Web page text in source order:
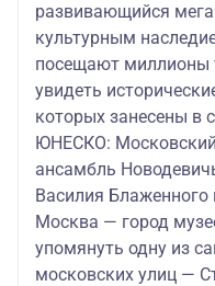
развивающийся
культурным
посещают миллионы
увидеть
которых занесены в
ЮНЕСКО:
ансамбль
Василия Блаженного
Москва — город
упомянуть одну из
московских улиц —